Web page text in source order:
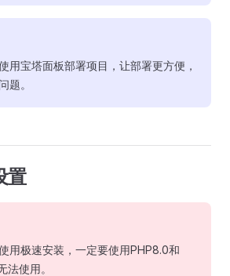
用宝塔面板部署项目，让部署更方便，
题。
置
用极速安装，一定要使用PHP8.0和
使用。